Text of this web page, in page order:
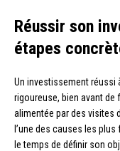
Réussir son
étapes
Un investissement réussi
rigoureuse, bien avant de
alimentée par des visites
l’une des causes les
le temps de définir son